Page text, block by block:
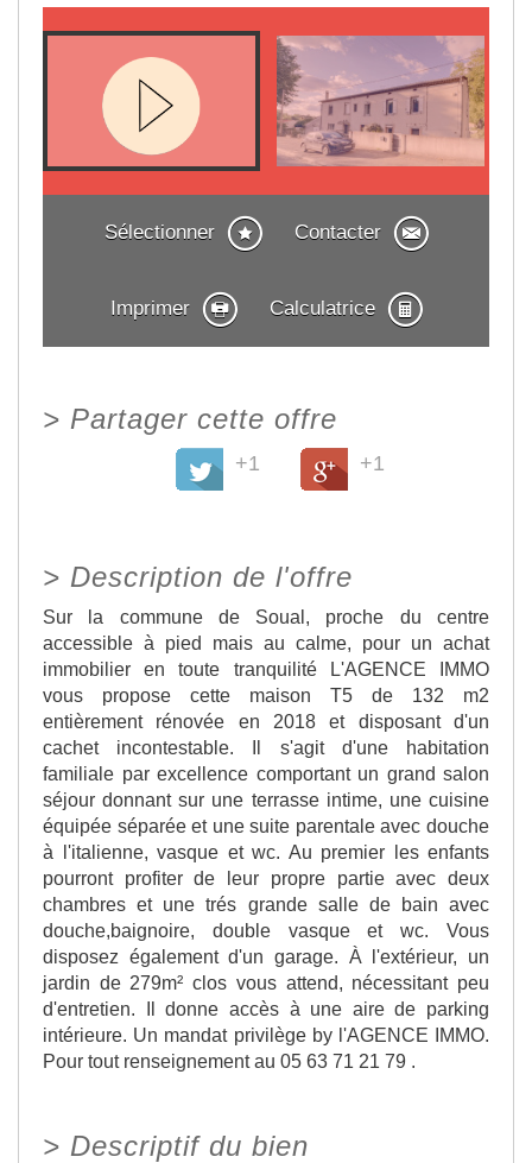
Sélectionner Contacter
Imprimer Calculatrice
> Partager cette offre
+1 +1
> Description de l'offre
Sur la commune de Soual, proche du centre
accessible à pied mais au calme, pour un achat
immobilier en toute tranquilité L'AGENCE IMMO
vous propose cette maison T5 de 132 m2
entièrement rénovée en 2018 et disposant d'un
cachet incontestable. Il s'agit d'une habitation
familiale par excellence comportant un grand salon
séjour donnant sur une terrasse intime, une cuisine
équipée séparée et une suite parentale avec douche
à l'italienne, vasque et wc. Au premier les enfants
pourront profiter de leur propre partie avec deux
chambres et une trés grande salle de bain avec
douche,baignoire, double vasque et wc. Vous
disposez également d'un garage. À l'extérieur, un
jardin de 279m² clos vous attend, nécessitant peu
d'entretien. Il donne accès à une aire de parking
intérieure. Un mandat privilège by l'AGENCE IMMO.
Pour tout renseignement au 05 63 71 21 79 .
> Descriptif du bien